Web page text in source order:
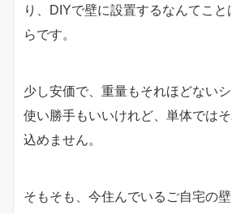
り、DIYで壁に設置するなんてこ
らです。
少し安価で、重量もそれほどないシ
使い勝手もいいけれど、単体では
込めません。
そもそも、今住んでいるご自宅の